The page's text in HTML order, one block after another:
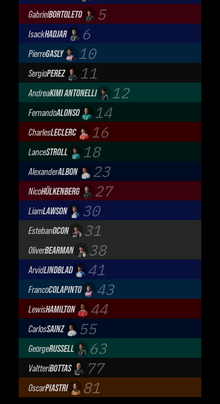
Oracle Red Bull Racing
GabrielBORTOLETO 5
Audi Revolut F1 Team
IsackHADJAR 6
Oracle Red Bull Racing
PierreGASLY 10
BWT Alpine Formula One Team
SergioPEREZ 11
Cadillac Formula 1 Team
AndreaKIMI ANTONELLI 12
Mercedes-AMG Petronas F1 Team
FernandoALONSO 14
Aston Martin Aramco F1 Team
CharlesLECLERC 16
Scuderia Ferrari
LanceSTROLL 18
Aston Martin Aramco F1 Team
AlexanderALBON 23
Atlassian Williams F1 Team
NicoHÜLKENBERG 27
Audi Revolut F1 Team
LiamLAWSON 30
Visa Cash App Racing Bulls
EstebanOCON 31
TGR Haas F1 Team
OliverBEARMAN 38
TGR Haas F1 Team
ArvidLINDBLAD 41
Visa Cash App Racing Bulls
FrancoCOLAPINTO 43
BWT Alpine Formula One Team
LewisHAMILTON 44
Scuderia Ferrari
CarlosSAINZ 55
Atlassian Williams F1 Team
GeorgeRUSSELL 63
Mercedes-AMG Petronas F1 Team
ValtteriBOTTAS 77
Cadillac Formula 1 Team
OscarPIASTRI 81